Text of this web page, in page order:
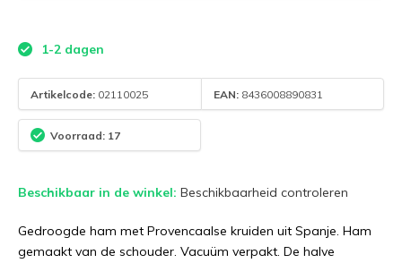
1-2 dagen
Artikelcode: 02110025 EAN: 8436008890831
Voorraad: 17
Beschikbaar in de winkel: Beschikbaarheid controleren
Gedroogde ham met Provencaalse kruiden uit Spanje. Ham
gemaakt van de schouder. Vacuüm verpakt. De halve